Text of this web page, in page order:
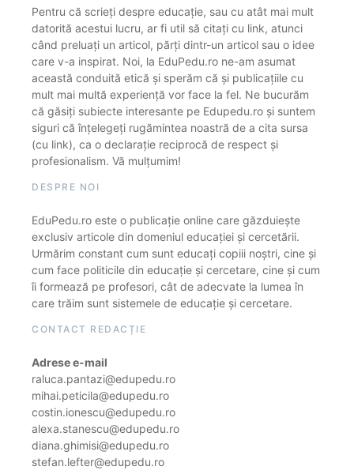
Pentru că scrieți despre educație, sau cu atât mai mult
datorită acestui lucru, ar fi util să citați cu link, atunci
când preluați un articol, părți dintr-un articol sau o idee
care v-a inspirat. Noi, la EduPedu.ro ne-am asumat
această conduită etică și sperăm că și publicațiile cu
mult mai multă experiență vor face la fel. Ne bucurăm
că găsiți subiecte interesante pe Edupedu.ro și suntem
siguri că înțelegeți rugămintea noastră de a cita sursa
(cu link), ca o declarație reciprocă de respect și
profesionalism. Vă mulțumim!
DESPRE NOI
EduPedu.ro este o publicație online care găzduiește
exclusiv articole din domeniul educației și cercetării.
Urmărim constant cum sunt educați copiii noștri, cine și
cum face politicile din educație și cercetare, cine și cum
îi formează pe profesori, cât de adecvate la lumea în
care trăim sunt sistemele de educație și cercetare.
CONTACT REDACȚIE
Adrese e-mail
raluca.pantazi@edupedu.ro
mihai.peticila@edupedu.ro
costin.ionescu@edupedu.ro
alexa.stanescu@edupedu.ro
diana.ghimisi@edupedu.ro
stefan.lefter@edupedu.ro